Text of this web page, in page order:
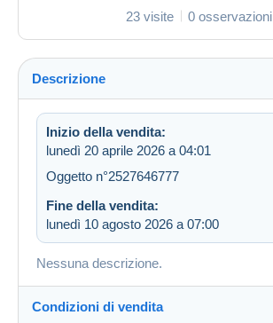
23 visite 0 osservazioni
Descrizione
Inizio della vendita:
lunedì 20 aprile 2026 a 04:01
Oggetto n°2527646777
Fine della vendita:
lunedì 10 agosto 2026 a 07:00
Nessuna descrizione.
Condizioni di vendita